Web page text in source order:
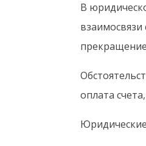
В
оплата